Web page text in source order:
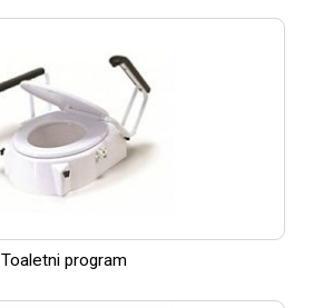
Toaletni program